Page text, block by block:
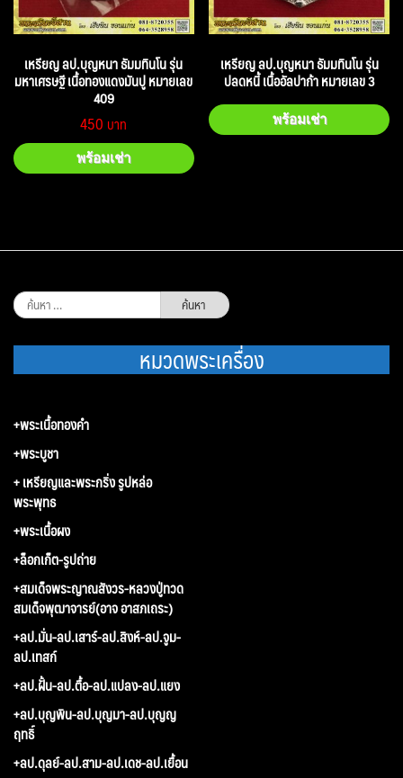
เหรียญ ลป.บุญหนา ธัมมทินโน รุ่น
มหาเศรษฐี เนื้อทองแดงมันปู หมายเลข
409
450
พร้อมเช่า
เหรียญ ลป.บุญหนา ธัมมทินโน รุ่น
ปลดหนี้ เนื้ออัลปาก้า หมายเลข 3
พร้อมเช่า
ค้นหา
สำหรับ:
หมวดพระเครื่อง
+พระเนื้อทองคำ
+พระบูชา
+ เหรียญและพระกริ่ง รูปหล่อ
พระพุทธ
+พระเนื้อผง
+ล็อกเก็ต-รูปถ่าย
+สมเด็จพระญาณสังวร-หลวงปู่ทวด
สมเด็จพุฒาจารย์(อาจ อาสภเถระ)
+ลป.มั่น-ลป.เสาร์-ลป.สิงห์-ลป.จูม-
ลป.เทสก์
+ลป.ฝั้น-ลป.ตื้อ-ลป.แปลง-ลป.แยง
+ลป.บุญพิน-ลป.บุญมา-ลป.บุญญ
ฤทธิ์
+ลป.ดุลย์-ลป.สาม-ลป.เดช-ลป.เยื้อน